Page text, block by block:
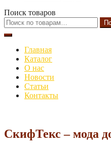
Поиск товаров
Искать:
Главная
Каталог
О нас
Новости
Статьи
Контакты
СкифТекс – мода